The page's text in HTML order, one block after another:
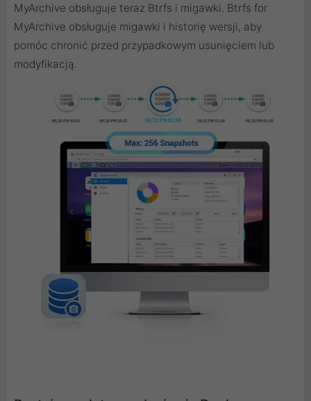
MyArchive obsługuje teraz Btrfs i migawki. Btrfs for
MyArchive obsługuje migawki i historię wersji, aby
pomóc chronić przed przypadkowym usunięciem lub
modyfikacją.